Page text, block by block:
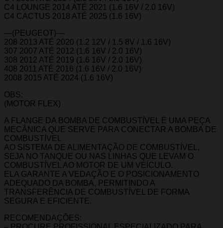
C4 LOUNGE 2014 ATÉ 2021 (1.6 16V / 2.0 16V)
C4 CACTUS 2018 ATÉ 2025 (1.6 16V)
—(PEUGEOT)—
208 2013 ATÉ 2020 (1.2 12V / 1.5 8V / 1.6 16V)
307 2007 ATÉ 2012 (1.6 16V / 2.0 16V)
308 2012 ATÉ 2019 (1.6 16V / 2.0 16V)
408 2011 ATÉ 2016 (1.6 16V / 2.0 16V)
2008 2015 ATÉ 2024 (1.6 16V)
OBS:
(MOTOR FLEX)
A FLANGE DA BOMBA DE COMBUSTÍVEL É UMA PEÇA
MECÂNICA QUE SERVE PARA CONECTAR A BOMBA DE
COMBUSTÍVEL
AO SISTEMA DE ALIMENTAÇÃO DE COMBUSTÍVEL,
SEJA NO TANQUE OU NAS LINHAS QUE LEVAM O
COMBUSTÍVEL AO MOTOR DE UM VEÍCULO.
ELA GARANTE A VEDAÇÃO E O POSICIONAMENTO
ADEQUADO DA BOMBA, PERMITINDO A
TRANSFERÊNCIA DE COMBUSTÍVEL DE FORMA
SEGURA E EFICIENTE.
RECOMENDAÇÕES: